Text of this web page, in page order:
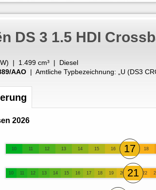
DS 3 1.5 HDI
) | 1.499 cm³ | Diesel
AAO | Amtliche Typbezeichnung: „ U (DS3
2026
10 11 12 13 14 15 16 17 18
10 11 12 13 14 15 16 17 18 19 20 21 22